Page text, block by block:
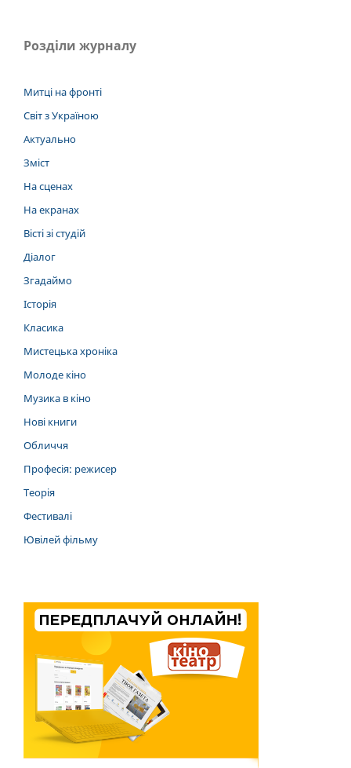
Розділи журналу
Митці на фронті
Світ з Україною
Актуально
Зміст
На сценах
На екранах
Вісті зі студій
Діалог
Згадаймо
Історія
Класика
Мистецька хроніка
Молоде кіно
Музика в кіно
Нові книги
Обличчя
Професія: режисер
Теорія
Фестивалі
Ювілей фільму